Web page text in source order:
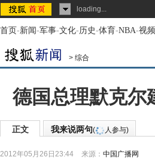
loading...
首页-新闻-军事-文化-历史-体育-NBA-视频
> 综合
德国总理默克尔
正文 我来说两句( 人参与)
2012年05月26日23:44 来源： 中国广播网